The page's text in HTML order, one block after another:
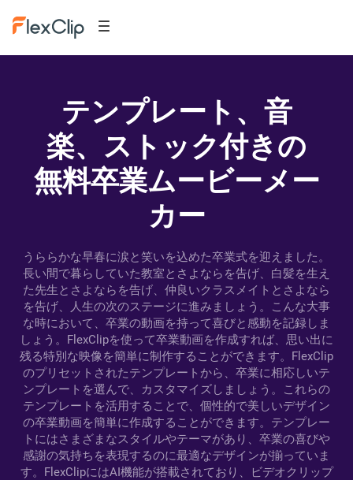
テンプレート、音
楽、ストック付きの
無料卒業ムービーメー
カー
うららかな早春に涙と笑いを込めた卒業式を迎えました。
長い間で暮らしていた教室とさよならを告げ、白髪を生え
た先生とさよならを告げ、仲良いクラスメイトとさよなら
を告げ、人生の次のステージに進みましょう。こんな大事
な時において、卒業の動画を持って喜びと感動を記録しま
しょう。FlexClipを使って卒業動画を作成すれば、思い出に
残る特別な映像を簡単に制作することができます。FlexClip
のプリセットされたテンプレートから、卒業に相応しいテ
ンプレートを選んで、カスタマイズしましょう。これらの
テンプレートを活用することで、個性的で美しいデザイン
の卒業動画を簡単に作成することができます。テンプレー
トにはさまざまなスタイルやテーマがあり、卒業の喜びや
感謝の気持ちを表現するのに最適なデザインが揃っていま
す。FlexClipにはAI機能が搭載されており、ビデオクリップ